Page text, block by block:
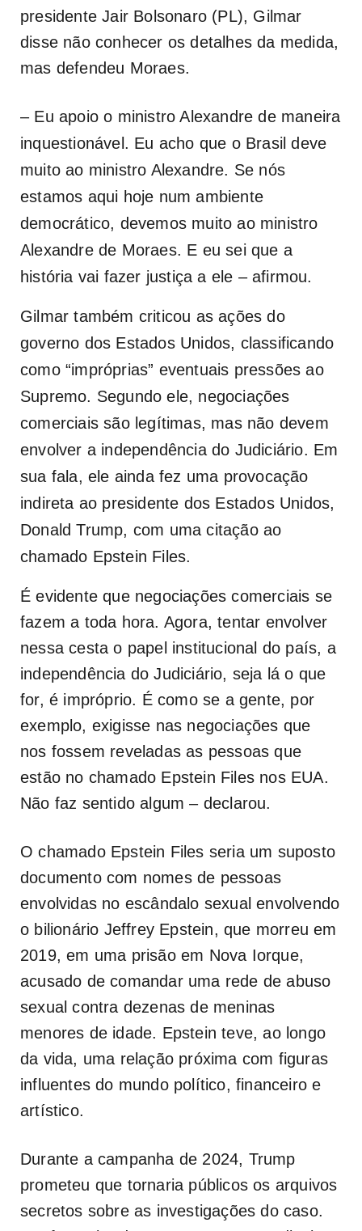
presidente Jair Bolsonaro (PL), Gilmar
disse não conhecer os detalhes da medida,
mas defendeu Moraes.
– Eu apoio o ministro Alexandre de maneira
inquestionável. Eu acho que o Brasil deve
muito ao ministro Alexandre. Se nós
estamos aqui hoje num ambiente
democrático, devemos muito ao ministro
Alexandre de Moraes. E eu sei que a
história vai fazer justiça a ele – afirmou.
Gilmar também criticou as ações do
governo dos Estados Unidos, classificando
como “impróprias” eventuais pressões ao
Supremo. Segundo ele, negociações
comerciais são legítimas, mas não devem
envolver a independência do Judiciário. Em
sua fala, ele ainda fez uma provocação
indireta ao presidente dos Estados Unidos,
Donald Trump, com uma citação ao
chamado Epstein Files.
É evidente que negociações comerciais se
fazem a toda hora. Agora, tentar envolver
nessa cesta o papel institucional do país, a
independência do Judiciário, seja lá o que
for, é impróprio. É como se a gente, por
exemplo, exigisse nas negociações que
nos fossem reveladas as pessoas que
estão no chamado Epstein Files nos EUA.
Não faz sentido algum – declarou.
O chamado Epstein Files seria um suposto
documento com nomes de pessoas
envolvidas no escândalo sexual envolvendo
o bilionário Jeffrey Epstein, que morreu em
2019, em uma prisão em Nova Iorque,
acusado de comandar uma rede de abuso
sexual contra dezenas de meninas
menores de idade. Epstein teve, ao longo
da vida, uma relação próxima com figuras
influentes do mundo político, financeiro e
artístico.
Durante a campanha de 2024, Trump
prometeu que tornaria públicos os arquivos
secretos sobre as investigações do caso.